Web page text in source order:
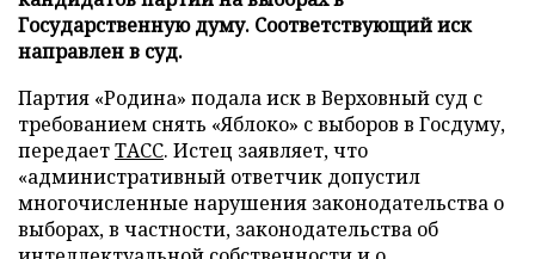
Государственную думу. Соответствующий иск
направлен в суд.
Партия «Родина» подала иск в Верховный суд с
требованием снять «Яблоко» с выборов в Госдуму,
передаетТАСС. Истец заявляет, что
«административный ответчик допустил
многочисленные нарушения законодательства о
выборах, в частности, законодательства об